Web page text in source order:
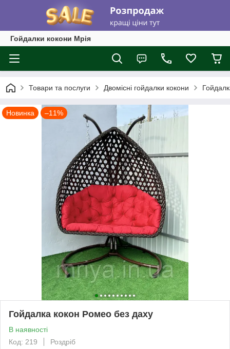
Гойдалки кокони Мрія
Товари та послуги Двомісні гойдалки кокони
Новинка –11%
Гойдалка кокон Ромео без даху
В наявності
Код: 219
Роздріб